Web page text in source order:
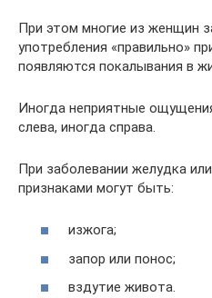
При этом многие из женщин
употребления «правильно»
появляются покалывания в
Иногда неприятные
слева, иногда справа.
При заболевании желудка
признаками могут быть:
изжога;
запор или понос;
вздутие живота.